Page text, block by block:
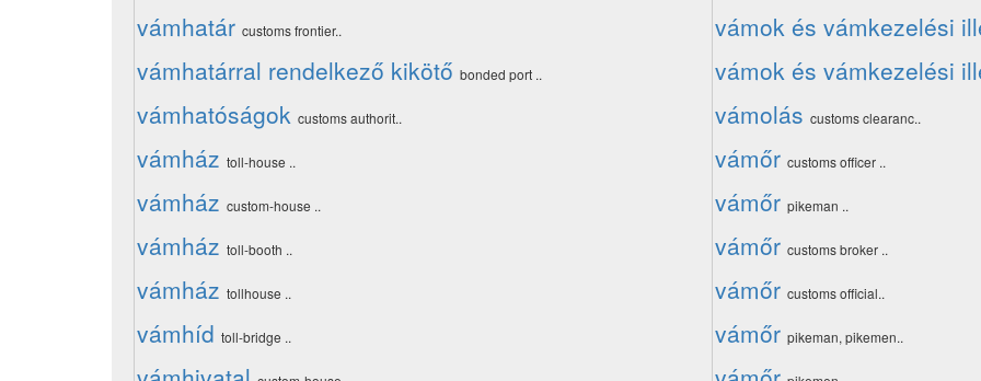
vámhatár customs frontier..
vámhatárral rendelkező kikötő bonded port ..
vámhatóságok customs authorit..
vámház toll-house ..
vámház custom-house ..
vámház toll-booth ..
vámház tollhouse ..
vámhíd toll-bridge ..
vámok és vámkezelési
vámok és vámkezelési
vámolás customs clearanc..
vámőr customs officer ..
vámőr pikeman ..
vámőr customs broker ..
vámőr customs official..
vámőr pikeman, pikemen..